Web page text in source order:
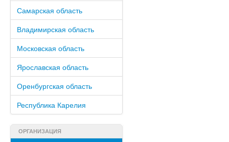
Самарская область
Владимирская область
Московская область
Ярославская область
Оренбургская область
Республика Карелия
ОРГАНИЗАЦИЯ